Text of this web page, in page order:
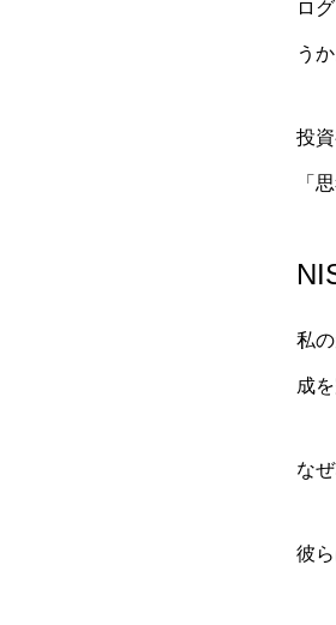
ロ
うか
投
「
私
成
な
彼